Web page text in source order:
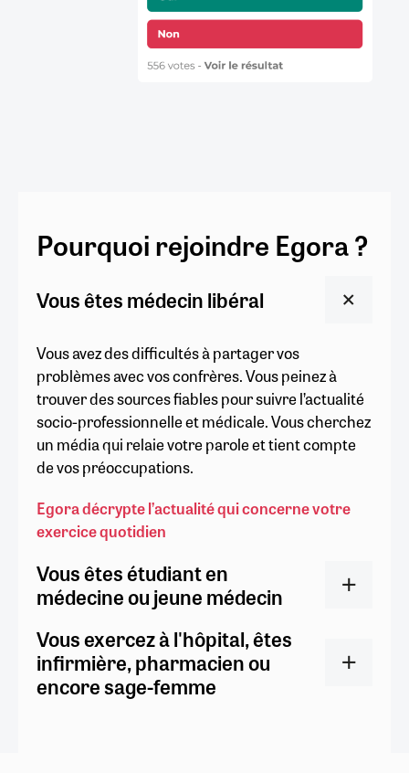
Pourquoi rejoindre Egora ?
Vous êtes médecin libéral
Vous avez des difficultés à partager vos
problèmes avec vos confrères. Vous peinez à
trouver des sources fiables pour suivre l’actualité
socio-professionnelle et médicale. Vous cherchez
un média qui relaie votre parole et tient compte
de vos préoccupations.
Egora décrypte l’actualité qui concerne votre
exercice quotidien
Vous êtes étudiant en
médecine ou jeune médecin
Vous exercez à l'hôpital, êtes
infirmière, pharmacien ou
encore sage-femme